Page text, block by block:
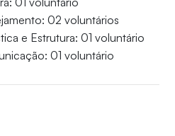
02 voluntários
e Estrutura: 01 voluntário
01 voluntário